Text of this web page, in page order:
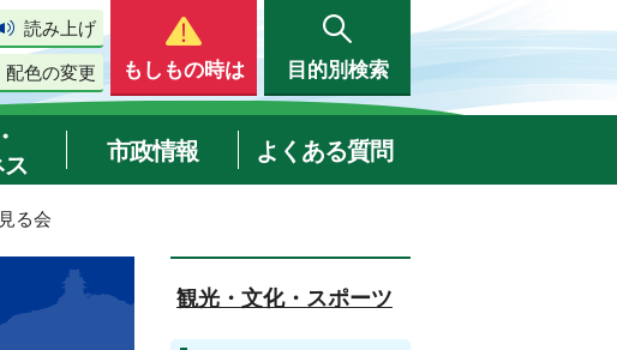
読み上げ
配色の変更 もしもの時は 目的別検索
ス
市政情報 よくある質問
る会
観光・文化・スポーツ